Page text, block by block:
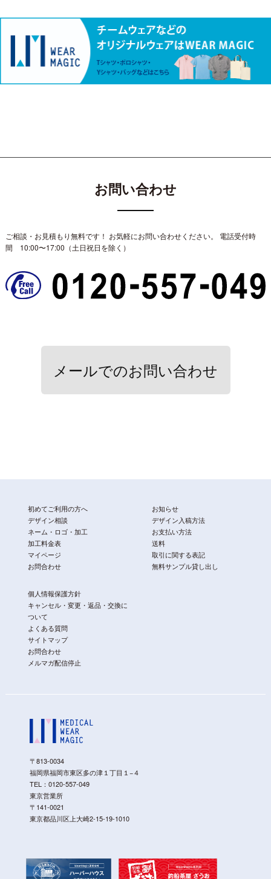
お問い合わせ
ご相談・お見積もり無料です！ お気軽にお問い合わせください。
電話受付時
間 10:00〜17:00（土日祝日を除く）
メールでのお問い合わせ
〒813-0034
福岡県福岡市東区多の津１丁目１−４
TEL： 0120-557-049
東京営業所
〒141-0021
東京都品川区上大崎2-15-19-1010
初めてご利用の方へ
デザイン相談
ネーム・ロゴ・加工
加工料金表
マイページ
お問合わせ
お知らせ
デザイン入稿方法
お支払い方法
送料
取引に関する表記
無料サンプル貸し出し
個人情報保護方針
キャンセル・変更・返品・交換に
ついて
よくある質問
サイトマップ
お問合わせ
メルマガ配信停止